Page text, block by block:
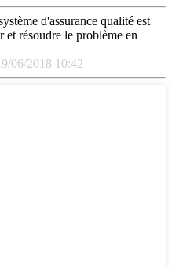
d'assurance qualité est
et résoudre le problème en
06/2018 10:42